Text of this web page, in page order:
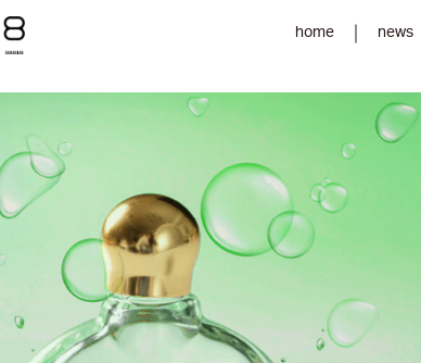
home news